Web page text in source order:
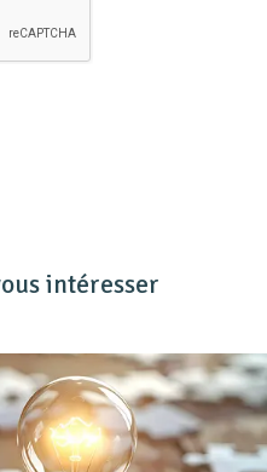
intéresser